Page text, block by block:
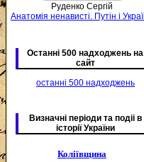
Руденко Сергій
Анатомія ненависті. Путін і
Останні 500 надходжень на
сайт
останні 500 надходжень
Визначні періоди та подіі в
історії України
Коліївщина